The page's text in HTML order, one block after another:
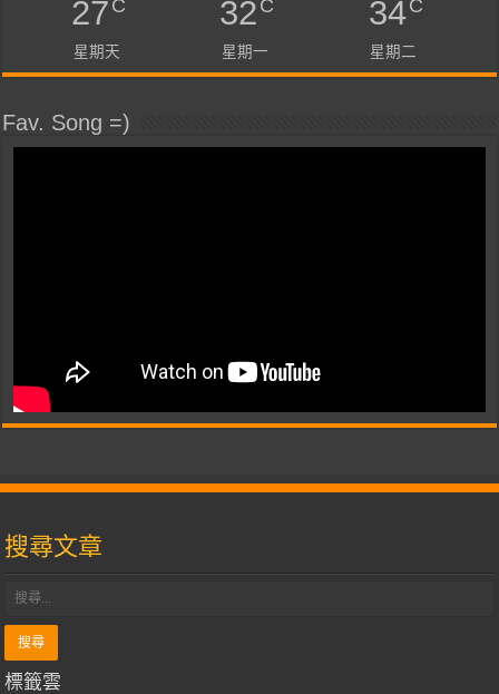
27C
星期天
32C
星期一
34C
星期二
Fav. Song =)
搜尋文章
標籤雲